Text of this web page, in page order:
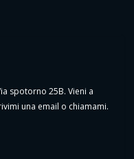
spotorno 25B. Vieni a
una email o chiamami.